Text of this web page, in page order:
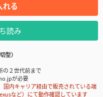
れる
読み
型）
の２世代前まで
が必要
内キャリア経由で販売されている端
など）にて動作確認しています